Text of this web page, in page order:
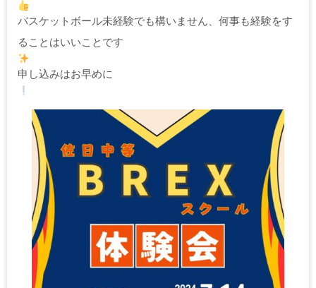
バスケットボール未経験でも構いません、何事も経験をす
ることはいいことです
申し込みはお早めに